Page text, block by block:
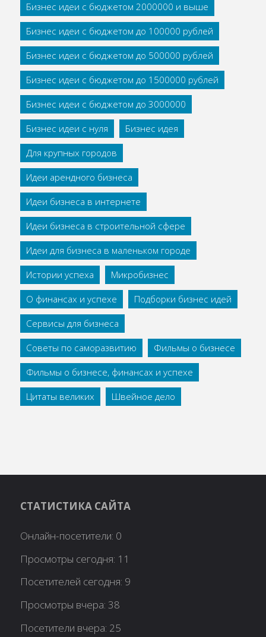
Бизнес идеи с бюджетом 2000000 и выше
Бизнес идеи с бюджетом до 100000 рублей
Бизнес идеи с бюджетом до 500000 рублей
Бизнес идеи с бюджетом до 1500000 рублей
Бизнес идеи с бюджетом до 3000000
Бизнес идеи с нуля
Бизнес идея
Для крупных городов
Идеи арендного бизнеса
Идеи бизнеса в интернете
Идеи бизнеса в строительной сфере
Идеи для бизнеса в маленьком городе
Истории успеха
Микробизнес
О финансах и успехе
Подборки бизнес идей
Сервисы для бизнеса
Советы по саморазвитию
Фильмы о бизнесе
Фильмы о бизнесе, финансах и успехе
Цитаты великих
Швейное дело
СТАТИСТИКА САЙТА
Онлайн-посетители: 0
Просмотры сегодня: 11
Посетителей сегодня: 9
Просмотры вчера:38
Посетители вчера: 25